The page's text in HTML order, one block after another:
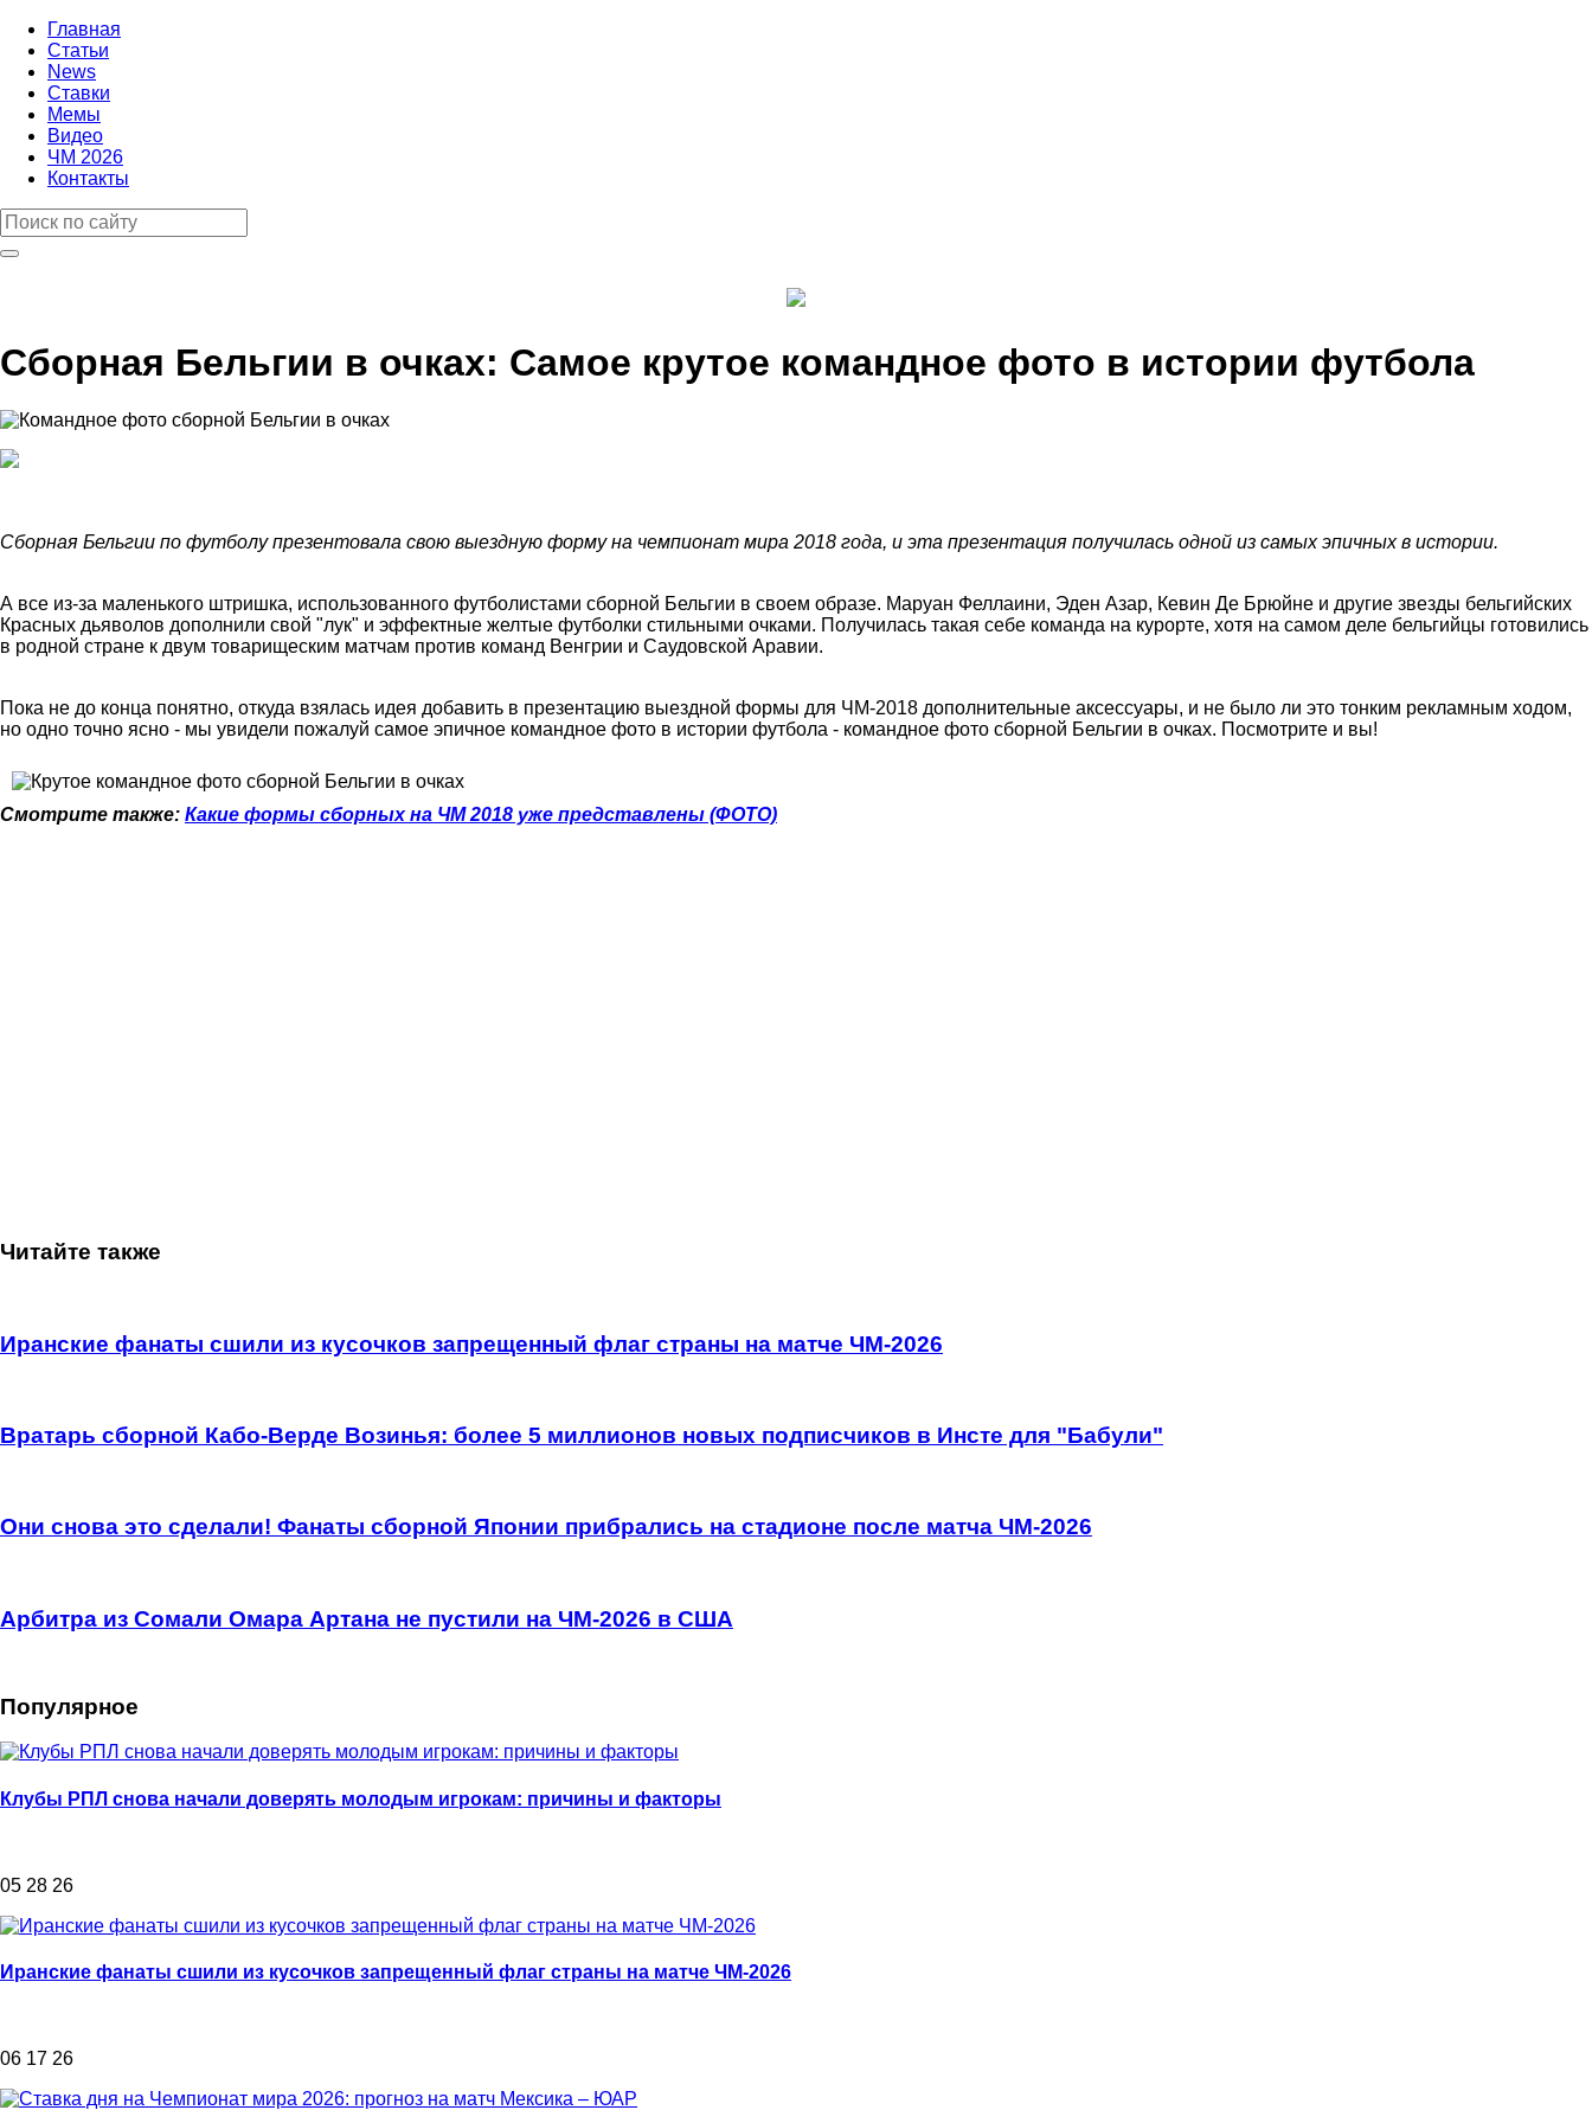
Главная
Статьи
News
Ставки
Мемы
Видео
ЧМ 2026
Контакты
Сборная Бельгии в очках: Самое крутое командное фото в истории футбола
Сборная Бельгии по футболу презентовала свою выездную форму на чемпионат мира 2018 года, и эта презентация получилась одной из самых эпичных в истории.
А все из-за маленького штришка, использованного футболистами сборной Бельгии в своем образе. Маруан Феллаини, Эден Азар, Кевин Де Брюйне и другие звезды бельгийских
Красных дьяволов дополнили свой "лук" и эффектные желтые футболки стильными очками. Получилась такая себе команда на курорте, хотя на самом деле бельгийцы готовились
в родной стране к двум товарищеским матчам против команд Венгрии и Саудовской Аравии.
Пока не до конца понятно, откуда взялась идея добавить в презентацию выездной формы для ЧМ-2018 дополнительные аксессуары, и не было ли это тонким рекламным ходом,
но одно точно ясно - мы увидели пожалуй самое эпичное командное фото в истории футбола - командное фото сборной Бельгии в очках. Посмотрите и вы!
Смотрите также: Какие формы сборных на ЧМ 2018 уже представлены (ФОТО)
Читайте также
Иранские фанаты сшили из кусочков запрещенный флаг страны на матче ЧМ-2026
Вратарь сборной Кабо-Верде Возинья: более 5 миллионов новых подписчиков в Инсте для "Бабули"
Они снова это сделали! Фанаты сборной Японии прибрались на стадионе после матча ЧМ-2026
Арбитра из Сомали Омара Артана не пустили на ЧМ-2026 в США
Популярное
Клубы РПЛ снова начали доверять молодым игрокам: причины и факторы
05 28 26
Иранские фанаты сшили из кусочков запрещенный флаг страны на матче ЧМ-2026
06 17 26